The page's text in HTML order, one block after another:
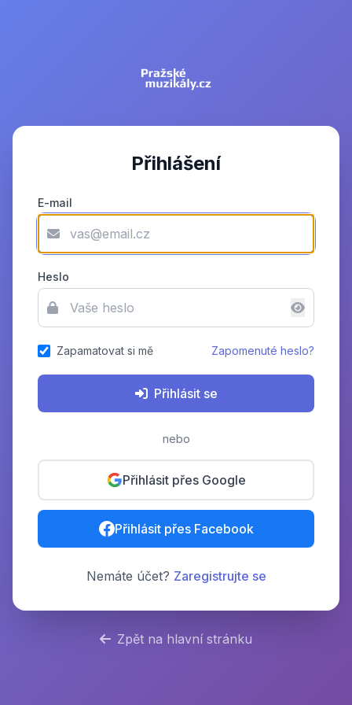
Přihlášení
E-mail
Heslo
Zapamatovat si mě Zapomenuté heslo?
Přihlásit se
nebo
Přihlásit přes Google
Přihlásit přes Facebook
Nemáte účet? Zaregistrujte se
Zpět na hlavní stránku